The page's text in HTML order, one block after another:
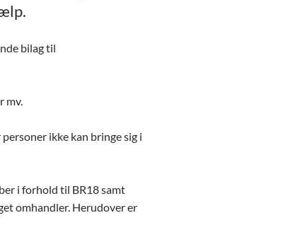
bilag til
mv.
ikke kan bringe sig i
i forhold til BR18 samt
omhandler. Herudover er